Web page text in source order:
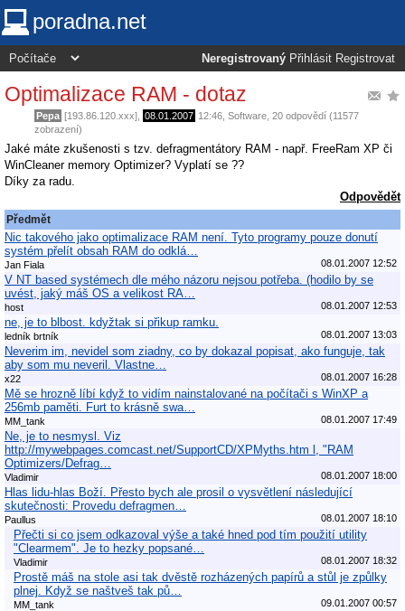
poradna.net
Neregistrovaný Přihlásit Registrovat
Optimalizace RAM - dotaz
Pepa [193.86.120.xxx], 08.01.2007 12:46 Software , 20 odpovědí (11577
zobrazení)
Jaké máte zkušenosti s tzv. defragmentátory RAM - např. FreeRam XP či
WinCleaner memory Optimizer? Vyplatí se ??
Díky za radu.
Odpovědět
Předmět
Nic takového jako optimalizace RAM není. Tyto programy pouze donutí
systém přelít obsah RAM do odklá…
Jan Fiala 08.01.2007 12:52
V NT based systémech dle mého názoru nejsou potřeba. (hodilo by se
uvést, jaký máš OS a velikost RA…
host 08.01.2007 12:53
ne, je to blbost. kdyžtak si přikup ramku.
ledník brtník 08.01.2007 13:03
Neverim im, nevidel som ziadny, co by dokazal popisat, ako funguje, tak
aby som mu neveril. Vlastne…
x22 08.01.2007 16:28
Mě se hrozně líbí když to vidím nainstalované na počítači s WinXP a
256mb paměti. Furt to krásně swa…
MM_tank 08.01.2007 17:49
Ne, je to nesmysl. Viz
http://mywebpages.comcast.net/SupportCD/XPMyths.htm l, "RAM
Optimizers/Defrag…
Vladimir 08.01.2007 18:00
Hlas lidu-hlas Boží. Přesto bych ale prosil o vysvětlení následující
skutečnosti: Provedu defragmen…
Paullus 08.01.2007 18:10
Přečti si co jsem odkazoval výše a také hned pod tím použití utility
"Clearmem". Je to hezky popsané…
Vladimir 08.01.2007 18:32
Prostě máš na stole asi tak dvěstě rozházených papírů a stůl je způlky
plnej. Když se naštveš tak pů…
MM_tank 09.01.2007 00:57